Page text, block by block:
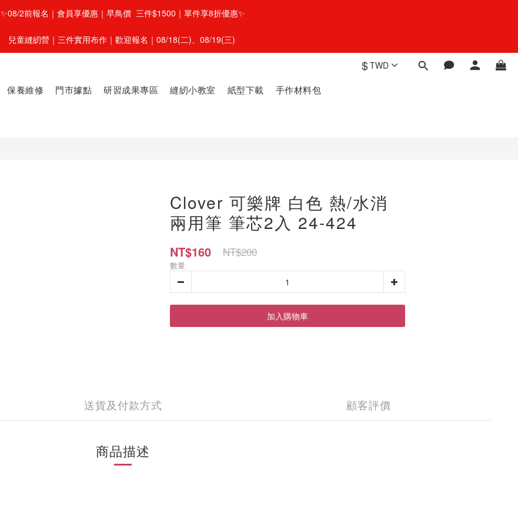
✨08/2前報名｜會員享優惠｜早鳥價  三件$1500｜單件享8折優惠✨
兒童縫紉營｜三件實用布作｜歡迎報名｜08/18(二)、08/19(三)
$TWD
保養維修 門市據點 研習成果專區 縫紉小教室 紙型下載
手作材料包
Clover 可樂牌 白色 熱/水消
兩用筆 筆芯2入 24-424
NT$160 NT$200
數量
加入購物車
送貨及付款方式 顧客評價
商品描述